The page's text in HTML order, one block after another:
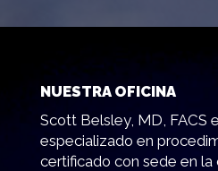
NUESTRA OFICINA
Scott Belsley, MD, FACS
especializado en
certificado con sede en la